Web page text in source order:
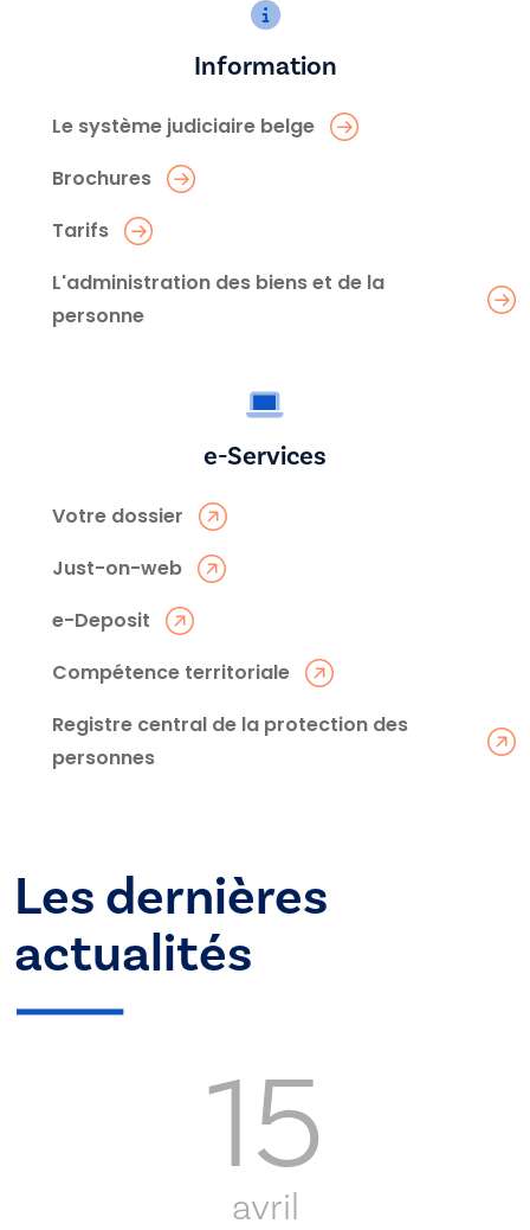
Information
Le système judiciaire belge
Brochures
Tarifs
L'administration des biens et de la
personne
e-Services
Votre dossier
Just-on-web
e-Deposit
Compétence territoriale
Registre central de la protection des
personnes
Les dernières
actualités
15
avril